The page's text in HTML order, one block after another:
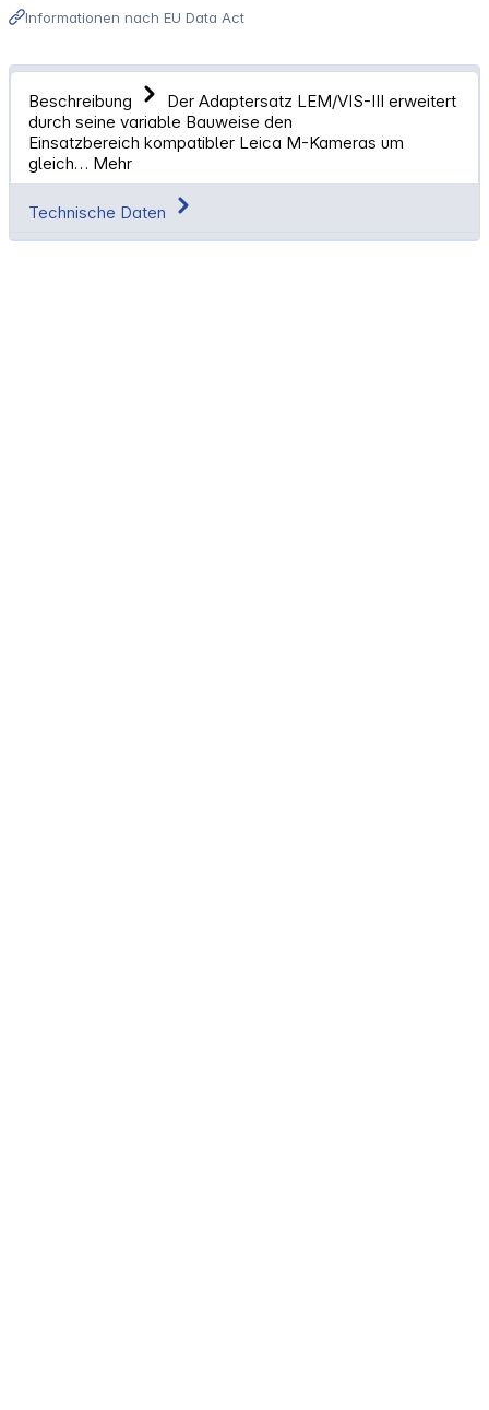
Informationen nach EU Data Act
Beschreibung
Der Adaptersatz LEM/VIS-III erweitert
durch seine variable Bauweise den
Einsatzbereich kompatibler Leica M-Kameras um
gleich… Mehr
Technische Daten